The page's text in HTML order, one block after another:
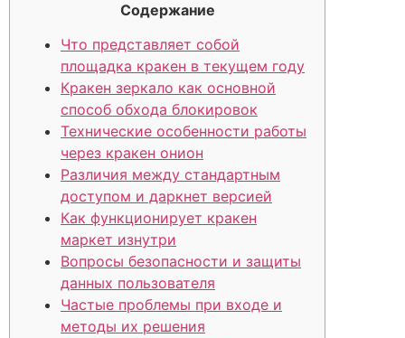
Содержание
Что представляет собой
площадка кракен в текущем году
Кракен зеркало как основной
способ обхода блокировок
Технические особенности работы
через кракен онион
Различия между стандартным
доступом и даркнет версией
Как функционирует кракен
маркет изнутри
Вопросы безопасности и защиты
данных пользователя
Частые проблемы при входе и
методы их решения